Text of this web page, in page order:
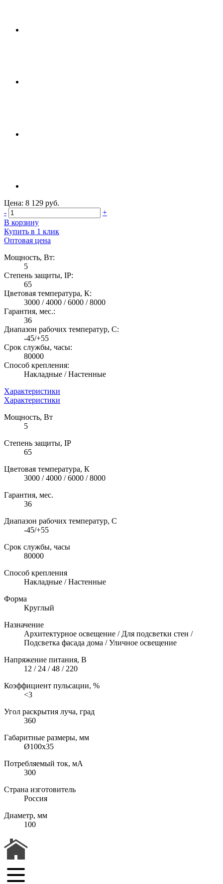
Цена: 8 129 руб.
-
+
В корзину
Купить в 1 клик
Оптовая цена
Мощность, Вт:
5
Степень защиты, IP:
65
Цветовая температура, К:
3000 / 4000 / 6000 / 8000
Гарантия, мес.:
36
Диапазон рабочих температур, C:
-45/+55
Срок службы, часы:
80000
Способ крепления:
Накладные / Настенные
Характеристики
Характеристики
Мощность, Вт
5
Степень защиты, IP
65
Цветовая температура, К
3000 / 4000 / 6000 / 8000
Гарантия, мес.
36
Диапазон рабочих температур, C
-45/+55
Срок службы, часы
80000
Способ крепления
Накладные / Настенные
Форма
Круглый
Назначение
Архитектурное освещение / Для подсветки стен /
Подсветка фасада дома / Уличное освещение
Напряжение питания, В
12 / 24 / 48 / 220
Коэффициент пульсации, %
<3
Угол раскрытия луча, град
360
Габаритные размеры, мм
Ø100х35
Потребляемый ток, мА
300
Страна изготовитель
Россия
Диаметр, мм
100